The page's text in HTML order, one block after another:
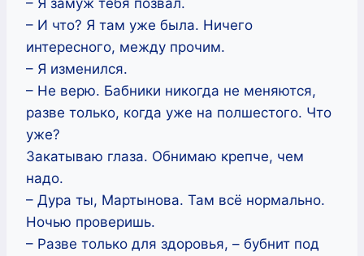
– И что? Я там уже была. Ничего
интересного, между прочим.
– Я изменился.
– Не верю. Бабники никогда не меняются,
разве только, когда уже на полшестого. Что
уже?
Закатываю глаза. Обнимаю крепче, чем
надо.
– Дура ты, Мартынова. Там всё нормально.
Ночью проверишь.
– Разве только для здоровья, – бубнит под